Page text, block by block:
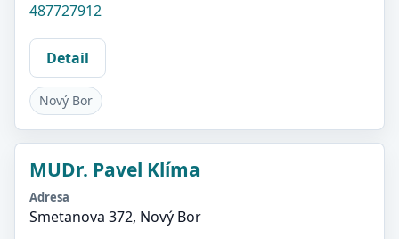
487727912
Detail
Nový Bor
MUDr. Pavel Klíma
Adresa
Smetanova 372, Nový Bor